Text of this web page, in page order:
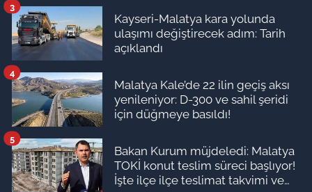
Kayseri-Malatya kara yolunda
ulaşımı değiştirecek adım: Tarih
açıklandı
3
Malatya Kale’de 22 ilin geçiş aksı
yenileniyor: D-300 ve sahil şeridi
için düğmeye basıldı!
4
Bakan Kurum müjdeledi: Malatya
TOKİ konut teslim süreci başlıyor!
İşte ilçe ilçe teslimat takvimi ve
5